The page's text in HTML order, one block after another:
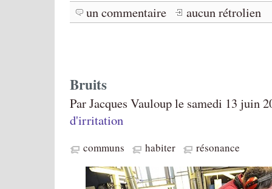
un commentaire aucun rétrolien
Bruits
Par Jacques Vauloup le samedi 13 juin
d'irritation
communs habiter résonance